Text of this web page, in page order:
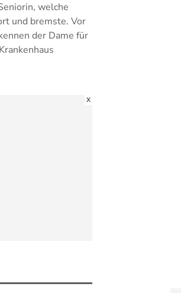
welche
und bremste. Vor
der Dame für
X